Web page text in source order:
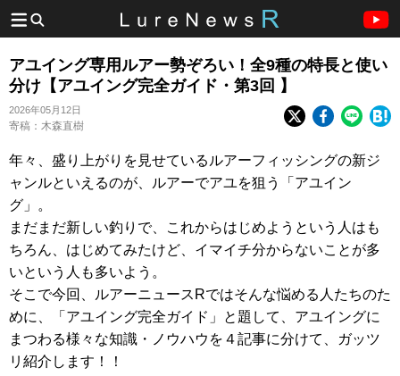
アユイング専用ルアー勢ぞろい！全9種の特長と使い
分け【アユイング完全ガイド・第3回 】
2026年05月12日
寄稿：木森直樹
年々、盛り上がりを見せているルアーフィッシングの新ジ
ャンルといえるのが、ルアーでアユを狙う「アユイン
グ」。
まだまだ新しい釣りで、これからはじめようという人はも
ちろん、はじめてみたけど、イマイチ分からないことが多
いという人も多いよう。
そこで今回、ルアーニュースRではそんな悩める人たちのた
めに、「アユイング完全ガイド」と題して、アユイングに
まつわる様々な知識・ノウハウを４記事に分けて、ガッツ
リ紹介します！！